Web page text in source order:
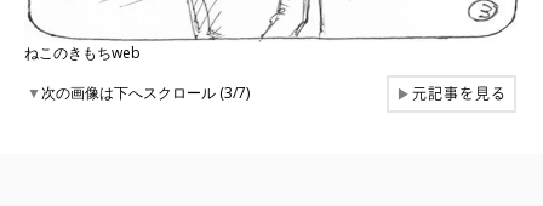
ねこのきもちweb
▼次の画像は下へスクロール (3/7) ▶元記事を見る